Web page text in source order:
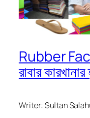
Rubber
রাবার
Writer: Sultan